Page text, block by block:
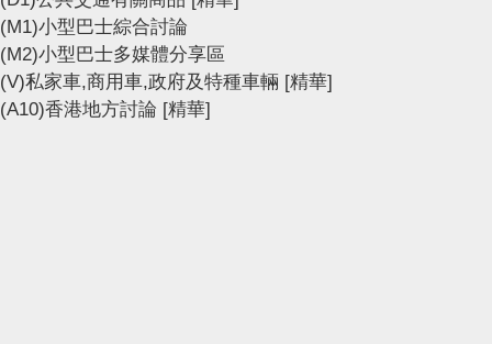
(M1)小型巴士綜合討論
(M2)小型巴士多媒體分享區
(V)私家車,商用車,政府及特種車輛 [精華]
(A10)香港地方討論 [精華]